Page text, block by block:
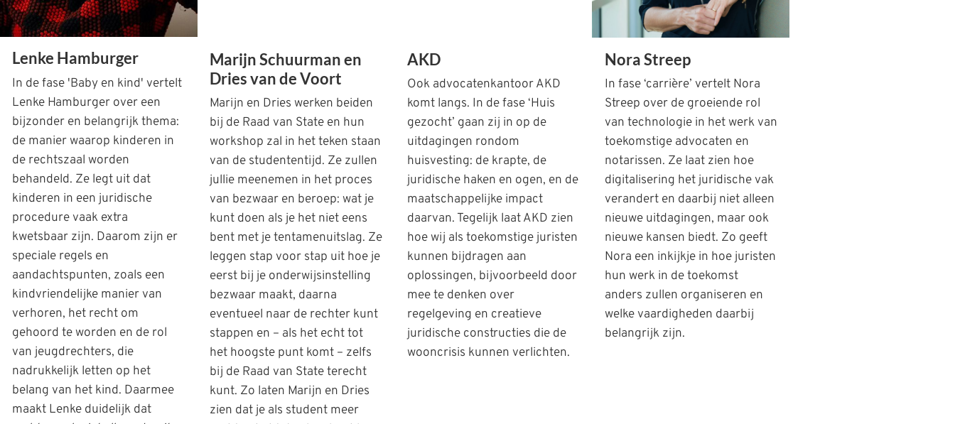
Lenke Hamburger
In de fase 'Baby en kind' vertelt
Lenke Hamburger over een
bijzonder en belangrijk thema:
de manier waarop kinderen in
de rechtszaal worden
behandeld. Ze legt uit dat
kinderen in een juridische
procedure vaak extra
kwetsbaar zijn. Daarom zijn er
speciale regels en
aandachtspunten, zoals een
kindvriendelijke manier van
verhoren, het recht om
gehoord te worden en de rol
van jeugdrechters, die
nadrukkelijk letten op het
belang van het kind. Daarmee
maakt Lenke duidelijk dat
Marijn Schuurman en
Dries van de Voort
Marijn en Dries werken beiden
bij de Raad van State en hun
workshop zal in het teken staan
van de studententijd. Ze zullen
jullie meenemen in het proces
van bezwaar en beroep: wat je
kunt doen als je het niet eens
bent met je tentamenuitslag. Ze
leggen stap voor stap uit hoe je
eerst bij je onderwijsinstelling
bezwaar maakt, daarna
eventueel naar de rechter kunt
stappen en – als het echt tot
het hoogste punt komt – zelfs
bij de Raad van State terecht
kunt. Zo laten Marijn en Dries
zien dat je als student meer
AKD
Ook advocatenkantoor AKD
komt langs. In de fase ‘Huis
gezocht’ gaan zij in op de
uitdagingen rondom
huisvesting: de krapte, de
juridische haken en ogen, en de
maatschappelijke impact
daarvan. Tegelijk laat AKD zien
hoe wij als toekomstige juristen
kunnen bijdragen aan
oplossingen, bijvoorbeeld door
mee te denken over
regelgeving en creatieve
juridische constructies die de
wooncrisis kunnen verlichten.
Nora Streep
In fase ‘carrière’ vertelt Nora
Streep over de groeiende rol
van technologie in het werk van
toekomstige advocaten en
notarissen. Ze laat zien hoe
digitalisering het juridische vak
verandert en daarbij niet alleen
nieuwe uitdagingen, maar ook
nieuwe kansen biedt. Zo geeft
Nora een inkijkje in hoe juristen
hun werk in de toekomst
anders zullen organiseren en
welke vaardigheden daarbij
belangrijk zijn.